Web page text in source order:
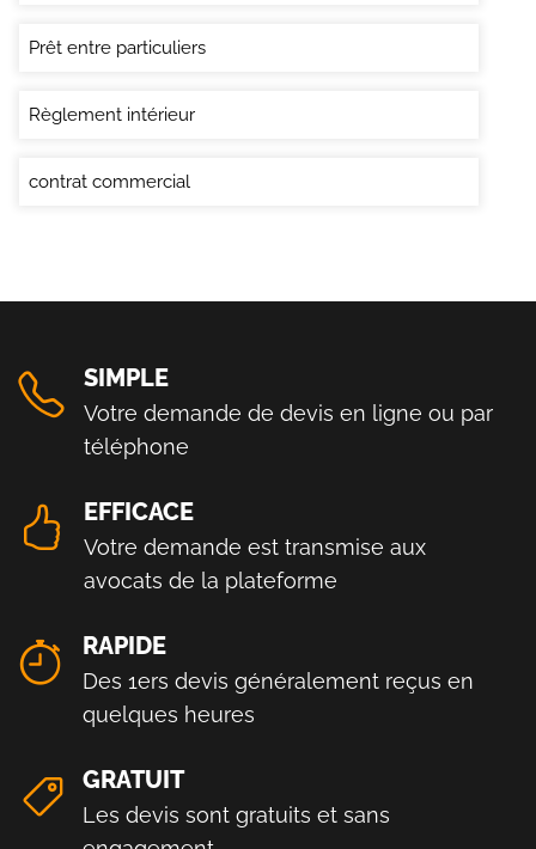
Prêt entre particuliers
Règlement intérieur
contrat commercial
SIMPLE
Votre demande de devis en ligne ou par
téléphone
EFFICACE
Votre demande est transmise aux
avocats de la plateforme
RAPIDE
Des 1ers devis généralement reçus en
quelques heures
GRATUIT
Les devis sont gratuits et sans